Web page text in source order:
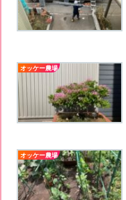
オッケー農場
オッケー農場